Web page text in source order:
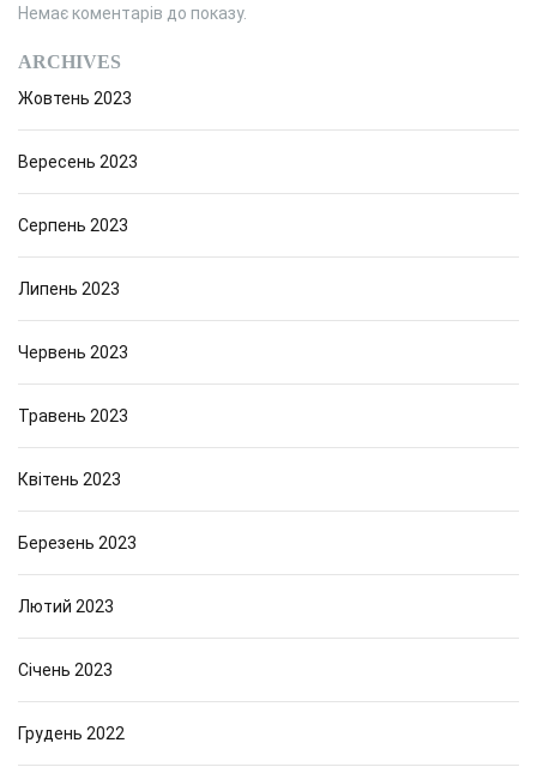
Немає коментарів до показу.
ARCHIVES
Жовтень 2023
Вересень 2023
Серпень 2023
Липень 2023
Червень 2023
Травень 2023
Квітень 2023
Березень 2023
Лютий 2023
Січень 2023
Грудень 2022